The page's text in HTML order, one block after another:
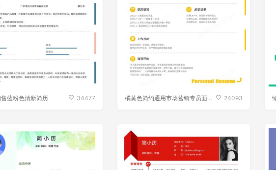
蓝粉色清新简历 34477
橘黄色简约通用市场营销专员面试
24093